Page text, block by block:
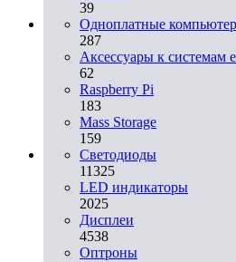
39
Одноплатные
287
Аксессуары к системам
62
Raspberry Pi
183
Mass Storage
159
Светодиоды
11325
LED индикаторы
2025
Дисплеи
4538
Оптроны